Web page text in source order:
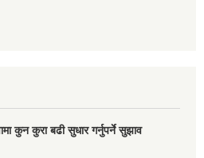
कुन कुरा बढी सुधार गर्नुपर्ने सुझाव